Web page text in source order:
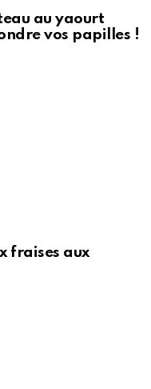
au yaourt
vos papilles !
fraises aux